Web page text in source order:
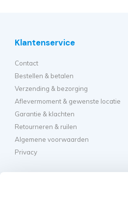
Klantenservice
Contact
Bestellen & betalen
Verzending & bezorging
Aflevermoment & gewenste locatie
Garantie & klachten
Retourneren & ruilen
Algemene voorwaarden
Privacy